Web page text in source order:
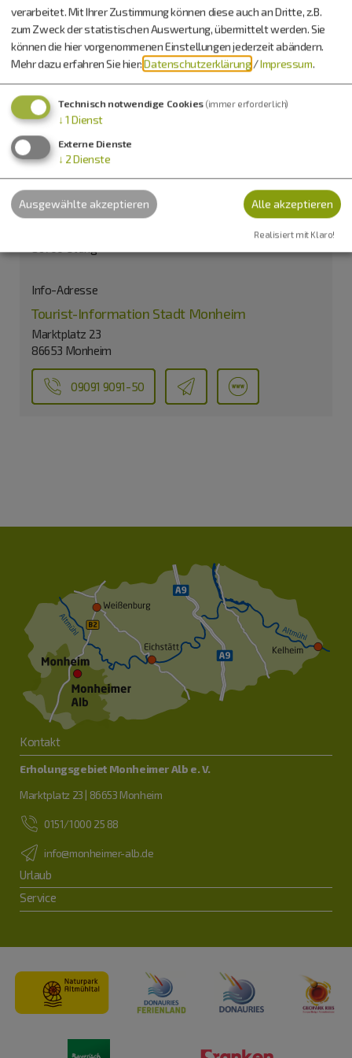
Möchten Sie vonOpenStreetMap/Leafletbereitgestellte
Viereckschanze Otting
Info-Adresse
Tourist-Information Stadt Monheim
Marktplatz 23
86653 Monheim
09091 9091-50
Kontakt
Erholungsgebiet Monheimer Alb e. V.
Marktplatz 23 | 86653 Monheim
0151/1000 25 88
info@monheimer-alb.de
Urlaub
Service
verarbeitet. Mit Ihrer Zustimmung können diese auch an Dritte, z.B.
zum Zweck der statistischen Auswertung, übermittelt werden. Sie
können die hier vorgenommenen Einstellungen jederzeit abändern.
Mehr dazu erfahren Sie hier:Datenschutzerklärung /Impressum.
Technisch notwendige Cookies (immer erforderlich)
↓ 1 Dienst
Externe Dienste
↓ 2 Dienste
Ausgewählte akzeptieren Alle akzeptieren
Realisiert mit Klaro!